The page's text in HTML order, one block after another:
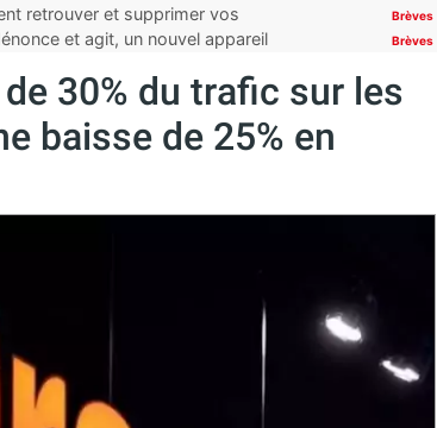
retrouver et supprimer vos
Brèves
et agit, un nouvel appareil
Brèves
30% du trafic sur les
baisse de 25% en